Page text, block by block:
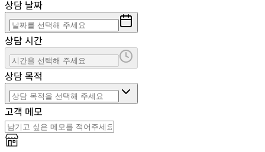
상담 날짜
상담 시간
상담 목적
고객 메모